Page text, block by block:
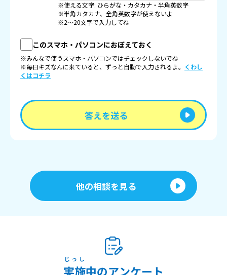
※使える文字: ひらがな・カタカナ・半角英数字
※半角カタカナ、全角英数字が使えないよ
※2〜20文字で入力してね
このスマホ・パソコンにおぼえておく
※みんなで使うスマホ・パソコンではチェックしないでね
※毎日キズなんに来ていると、ずっと自動で入力されるよ。 くわし
くはコチラ
答えを送る
他の相談を見る
実施
じっし
中のアンケート